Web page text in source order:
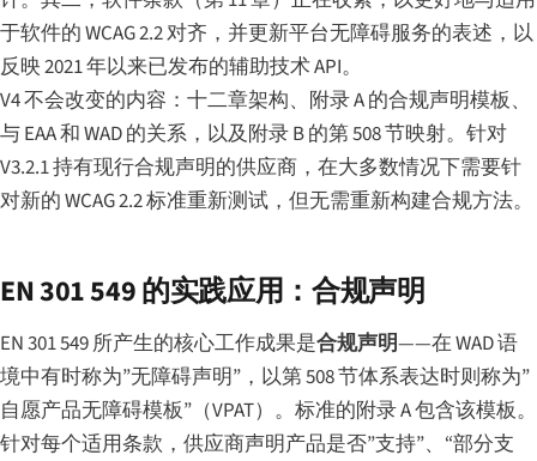
于软件的 WCAG 2.2 对齐，并更新平台无障碍服务的表述，以
反映 2021 年以来已发布的辅助技术 API。
V4 不会改变的内容：十二章架构、附录 A 的合规声明模板、
与 EAA 和 WAD 的关系，以及附录 B 的第 508 节映射。针对
V3.2.1 持有现行合规声明的供应商，在大多数情况下需要针
对新的 WCAG 2.2 标准重新测试，但无需重新构建合规方法。
EN 301 549 的实践应用：合规声明
EN 301 549 所产生的核心工作成果是合规声明——在 WAD 语
境中有时称为”无障碍声明”，以第 508 节体系表达时则称为”
自愿产品无障碍模板”（VPAT）。标准的附录 A 包含该模板。
针对每个适用条款，供应商声明产品是否”支持”、“部分支